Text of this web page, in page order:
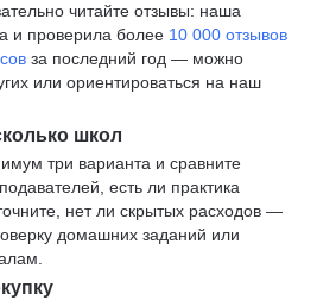
читайте отзывы: наша
и проверила более 10 000 отзывов
за последний год — можно
или ориентироваться на наш
школ
три варианта и сравните
есть ли практика
нет ли скрытых расходов —
домашних заданий или